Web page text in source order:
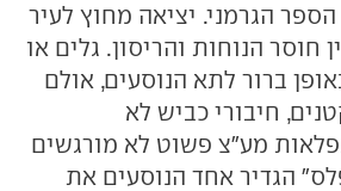
הגרמני. יציאה מחוץ לעיר
חוסר הנוחות והריסון. גלים או
ברור לתא הנוסעים, אולם
חיבורי כביש לא
מע"צ פשוט לא מורגשים
הגדיר אחד הנוסעים את